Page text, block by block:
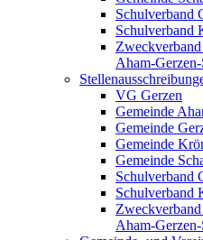
Schulverband
Schulverband
Aham-
VG Gerzen
Gemeinde
Gemeinde
Gemeinde
Gemeinde
Schulverband
Schulverband
Aham-